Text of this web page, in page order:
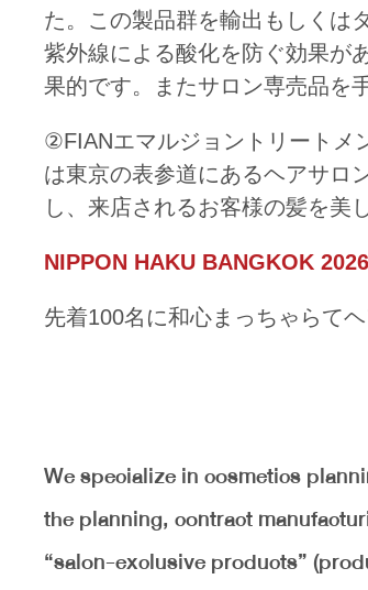
た。この製品群を輸出もしくは
紫外線による酸化を防ぐ効果が
果的です。またサロン専売品を
②FIANエマルジョントリートメ
は東京の表参道にあるヘアサロ
し、来店されるお客様の髪を美
NIPPON HAKU BANGKOK
先着100名に和心まっちゃらて
We specialize in cosmetics
the planning, contract
“salon-exclusive products”